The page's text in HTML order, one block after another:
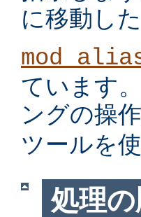
に移動し
ています
ングの操作
ツールを
処理